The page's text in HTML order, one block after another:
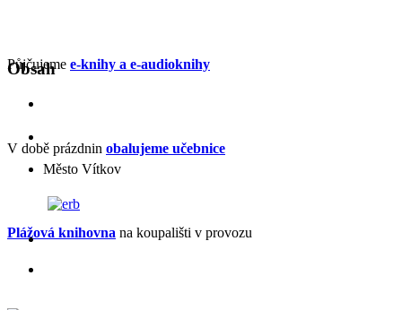
Půjčujeme e-knihy a e-audioknihy
V době prázdnin obalujeme učebnice
Plážová knihovna na koupališti v provozu
Obsah
Město Vítkov